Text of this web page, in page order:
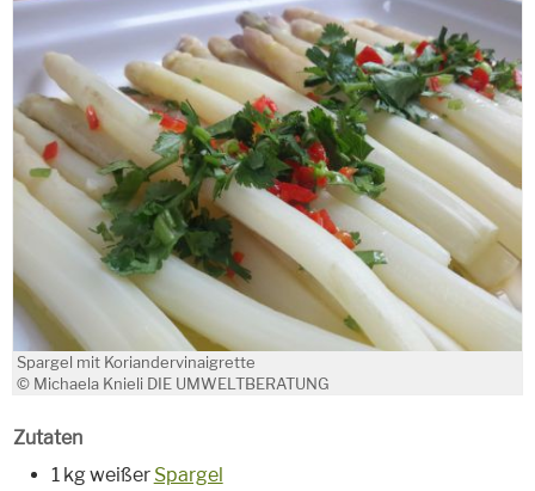
Spargel mit Koriandervinaigrette
© Michaela Knieli DIE UMWELTBERATUNG
Zutaten
1 kg weißer Spargel